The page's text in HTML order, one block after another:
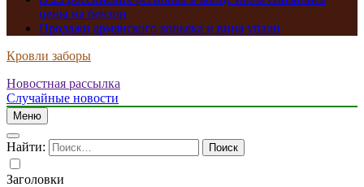
цены на бензин
Продажи армянского коньяка и вина упали
Кровли заборы
Новостная рассылка
Случайные новости
Меню
Найти:
Заголовки